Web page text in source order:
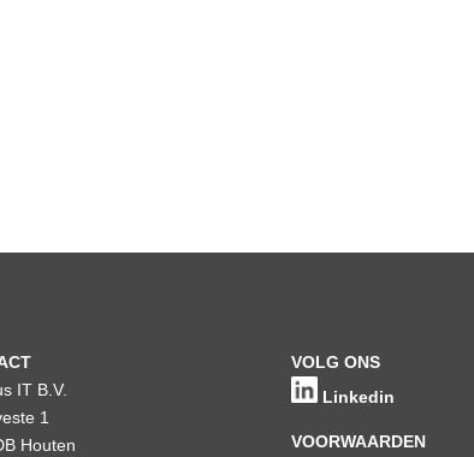
IT B.V.
1
Houten
VOLG ONS
Linkedin
VOORWAARDEN